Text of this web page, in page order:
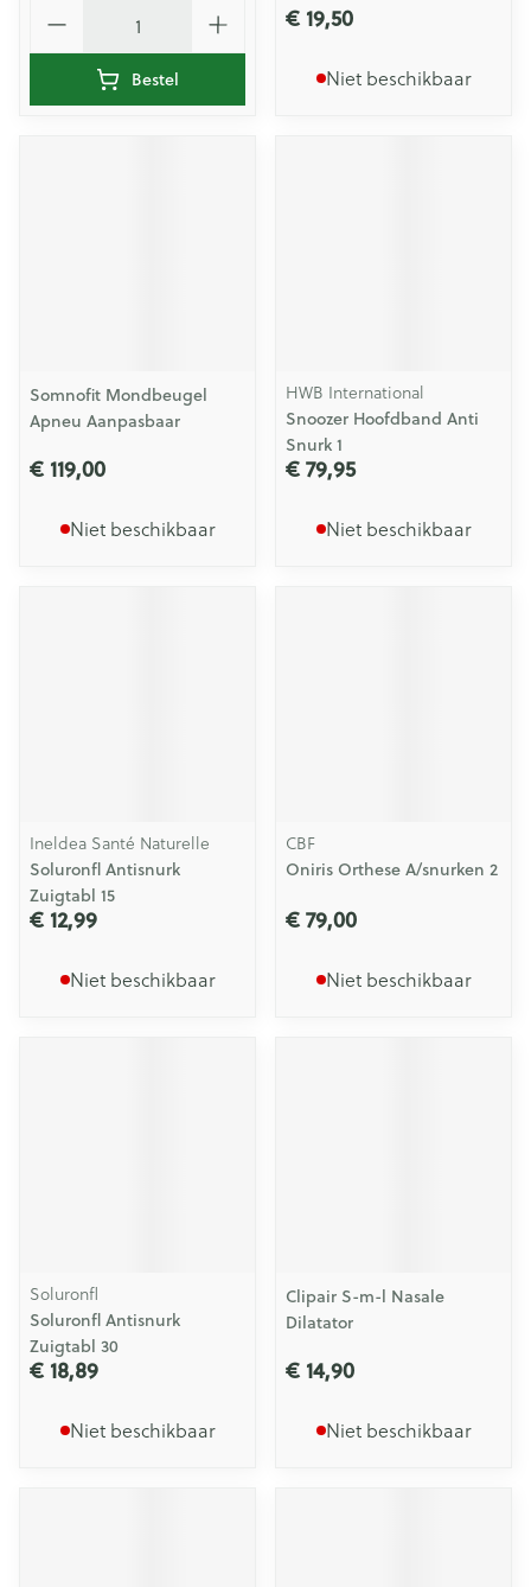
Bestel
€ 19,50
Niet beschikbaar
Somnofit Mondbeugel
Apneu Aanpasbaar
€ 119,00
Niet beschikbaar
HWB International
Snoozer Hoofdband Anti
Snurk 1
€ 79,95
Niet beschikbaar
Ineldea Santé Naturelle
Soluronfl Antisnurk
Zuigtabl 15
€ 12,99
Niet beschikbaar
CBF
Oniris Orthese A/snurken 2
€ 79,00
Niet beschikbaar
Soluronfl
Soluronfl Antisnurk
Zuigtabl 30
€ 18,89
Niet beschikbaar
Clipair S-m-l Nasale
Dilatator
€ 14,90
Niet beschikbaar